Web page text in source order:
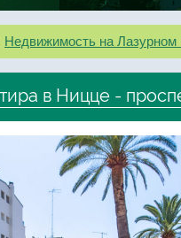
Недвижимость на Лазурном
в Ницце -